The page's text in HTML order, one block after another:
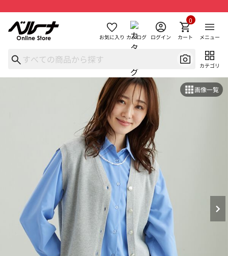
お気に入り カタログ ログイン カート
0
メニュー
カテゴリ
画像一覧